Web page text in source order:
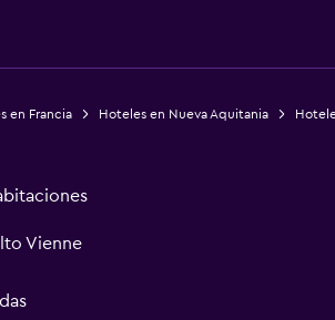
en Francia Hoteles en Nueva Aquitania
Vienne